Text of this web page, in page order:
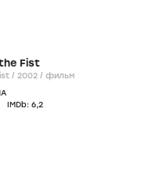
Fist
Kung Pow: Enter the Fist / 2002 / фильм
IMDb: 6,2